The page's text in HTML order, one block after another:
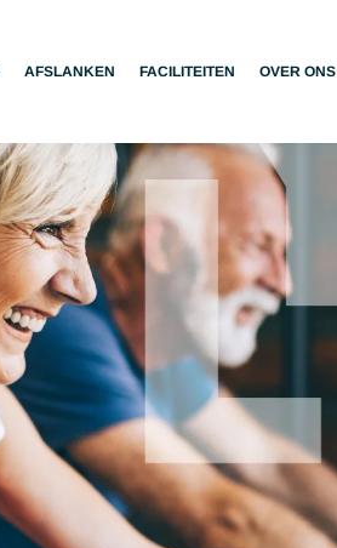
AFSLANKEN FACILITEITEN OVER ONS